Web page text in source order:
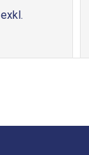
exkl.